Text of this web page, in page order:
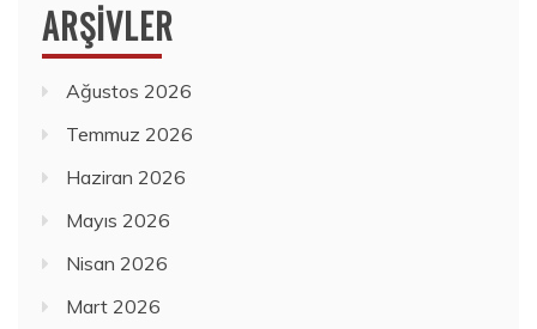
ARŞIVLER
Ağustos 2026
Temmuz 2026
Haziran 2026
Mayıs 2026
Nisan 2026
Mart 2026